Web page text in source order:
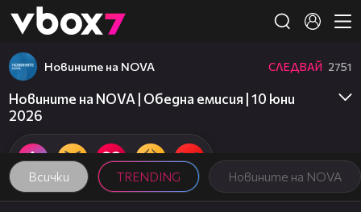
👾
Всички TRENDING Новините на NOVA
Новините на NOVA СЛЕДВАЙ 2751
Новините на NOVA | Обедна емисия | 10 юни
2026
01:02